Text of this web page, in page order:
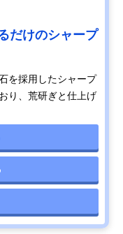
だけのシャープ
を採用したシャープ
り、荒研ぎと仕上げ